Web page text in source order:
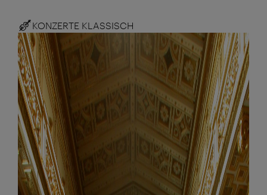
KONZERTE KLASSISCH